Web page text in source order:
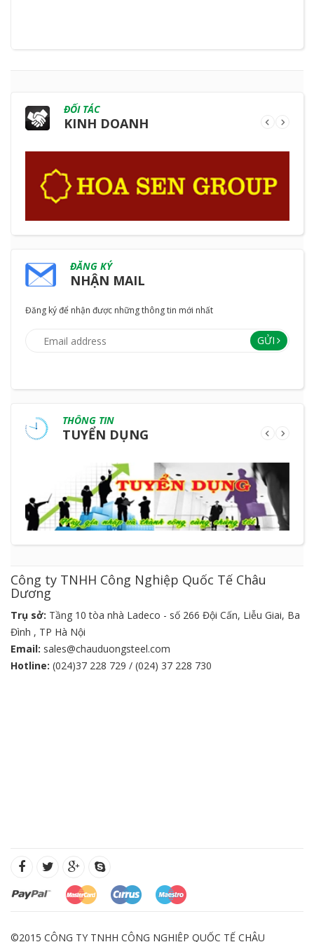
ĐỐI TÁC
KINH DOANH
ĐĂNG KÝ
NHẬN MAIL
Đăng ký để nhận được những thông tin mới nhất
GỬI
THÔNG TIN
TUYỂN DỤNG
Công ty TNHH Công Nghiệp Quốc Tế Châu
Dương
Trụ sở: Tầng 10 tòa nhà Ladeco - số 266 Đội Cấn, Liễu Giai, Ba
Đình , TP Hà Nội
Email: sales@chauduongsteel.com
Hotline: (024)37 228 729 / (024) 37 228 730
©2015 CÔNG TY TNHH CÔNG NGHIỆP QUỐC TẾ CHÂU